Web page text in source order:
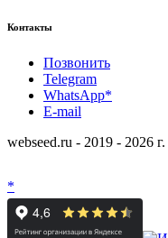
Контакты
Позвонить
Telegram
WhatsApp*
E-mail
webseed.ru - 2019 - 2026 г.
*